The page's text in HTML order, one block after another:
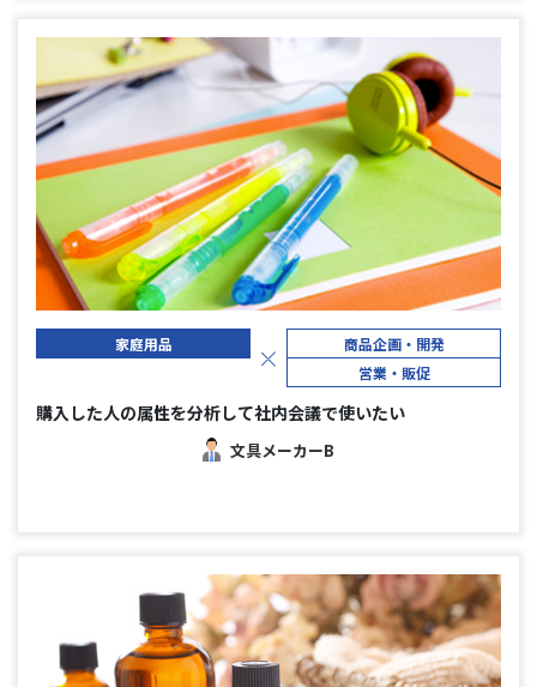
家庭用品
商品企画・開発
営業・販促
購入した人の属性を分析して社内会議で使いたい
文具メーカーB